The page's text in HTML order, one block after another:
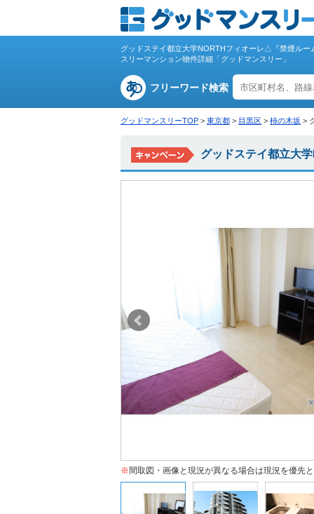
グッドステイ都立大学NORTHフィオーレ△『禁煙ルー
スリーマンション物件詳細「グッドマンスリー」
フリーワード検索
グッドマンスリーTOP > 東京都 > 目黒区 > 柿の木坂 >
グッドステイ都立大
※間取図・画像と現況が異なる場合は現況を優先と